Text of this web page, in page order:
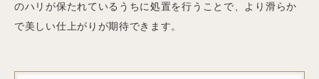
のハリが保たれているうちに処置を行うことで、より滑らか
で美しい仕上がりが期待できます。